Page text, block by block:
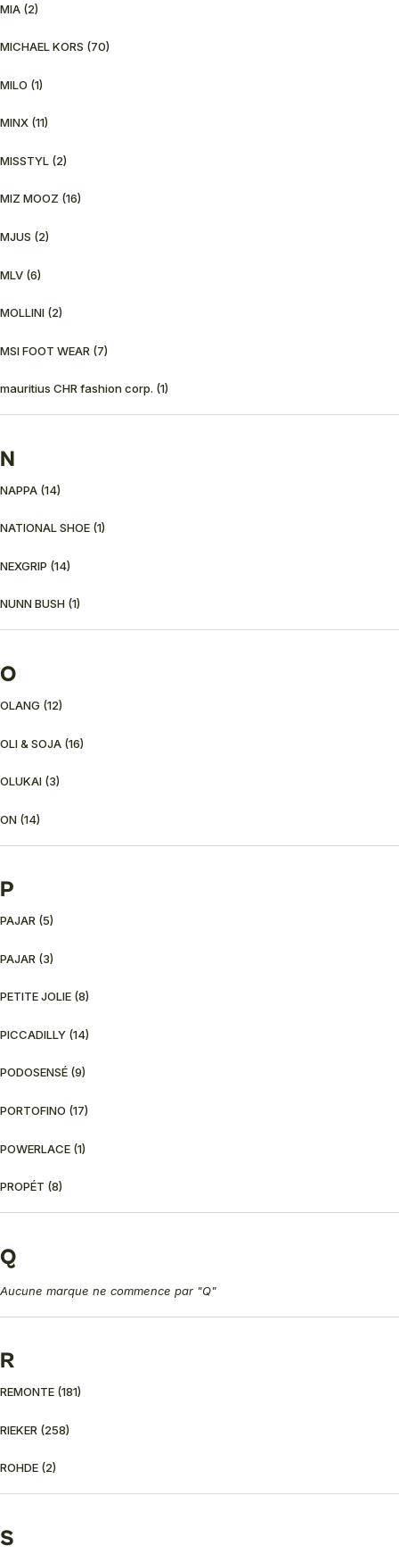
MIA (2)
MICHAEL KORS (70)
MILO (1)
MINX (11)
MISSTYL (2)
MIZ MOOZ (16)
MJUS (2)
MLV (6)
MOLLINI (2)
MSI FOOT WEAR (7)
mauritius CHR fashion corp. (1)
N
NAPPA (14)
NATIONAL SHOE (1)
NEXGRIP (14)
NUNN BUSH (1)
O
OLANG (12)
OLI & SOJA (16)
OLUKAI (3)
ON (14)
P
PAJAR (5)
PAJAR (3)
PETITE JOLIE (8)
PICCADILLY (14)
PODOSENSÉ (9)
PORTOFINO (17)
POWERLACE (1)
PROPÉT (8)
Q
Aucune marque ne commence par "Q"
R
REMONTE (181)
RIEKER (258)
ROHDE (2)
S